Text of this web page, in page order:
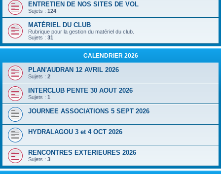
ENTRETIEN DE NOS SITES DE VOL
Sujets : 124
MATÉRIEL DU CLUB
Rubrique pour la gestion du matériel du club.
Sujets : 31
CALENDRIER 2026
PLAN'AUDRAN 12 AVRIL 2026
Sujets : 2
INTERCLUB PENTE 30 AOUT 2026
Sujets : 1
JOURNEE ASSOCIATIONS 5 SEPT 2026
HYDRALAGOU 3 et 4 OCT 2026
RENCONTRES EXTERIEURES 2026
Sujets : 3